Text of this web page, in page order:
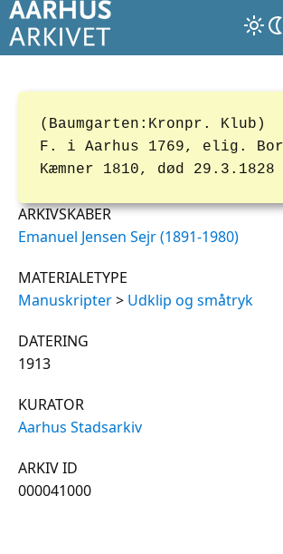
(Baumgarten:Kronpr. Klub)
F. i Aarhus 1769, elig.
Kæmner 1810, død 29.3.1828
ARKIVSKABER
Emanuel Jensen Sejr (1891-1980)
MATERIALETYPE
Manuskripter> Udklip og småtryk
DATERING
1913
KURATOR
Aarhus Stadsarkiv
ARKIV ID
000041000